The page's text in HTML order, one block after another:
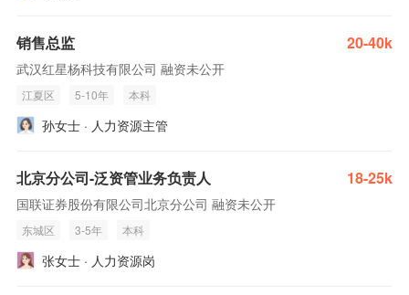
销售总监 20-40k
武汉红星杨科技有限公司 融资未公开
江夏区 5-10年 本科
孙女士 · 人力资源主管
北京分公司-泛资管业务负责人 18-25k
国联证券股份有限公司北京分公司 融资未公开
东城区 3-5年 本科
张女士 · 人力资源岗